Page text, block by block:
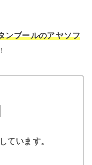
ンブールのアヤソフ
ています。